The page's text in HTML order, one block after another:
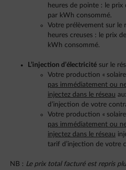
heures de pointe : le prix
par kWh consommé.
Votre prélèvement sur le
heures creuses : le prix
kWh consommé.
L’injection d’électricité sur le
Votre production « solaire
pas immédiatement ou
injectez dans le réseau
d’injection de votre
Votre production « solaire
pas immédiatement ou
injectez dans le réseau
tarif d’injection de votre
NB : Le prix total facturé est repris